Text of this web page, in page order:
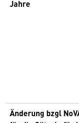
Jahre
Änderung bzgl